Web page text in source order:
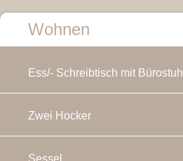
Wohnen
Ess/- Schreibtisch mit Bürostuhl
Zwei Hocker
Sessel